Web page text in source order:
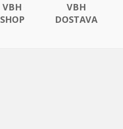
VBH
SHOP
VBH
DOSTAVA